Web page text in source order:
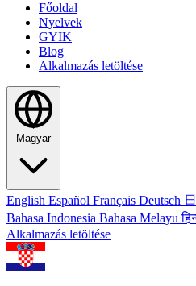
Főoldal
Nyelvek
GYIK
Blog
Alkalmazás letöltése
Magyar
English Español Français Deutsch
Bahasa Indonesia Bahasa Melayu
Alkalmazás letöltése